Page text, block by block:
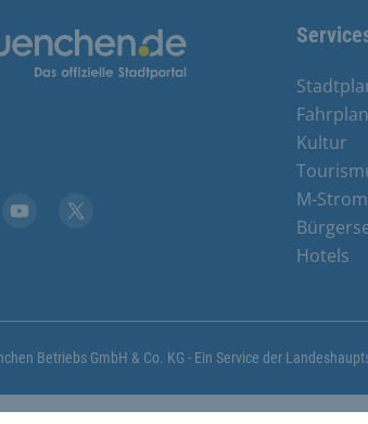
Links
Fahrplan
Kultur
M-Strom
Hotels
Betriebs GmbH & Co. KG - Ein Service der